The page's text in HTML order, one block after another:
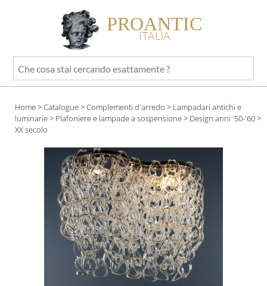
PROANTIC
ITALIA
Che
cosa
cercando
esattamente
?
Home>Catalogue>Complementi d'arredo > Lampadari antichi e
luminarie> Plafoniere e lampade a sospensione> Design anni '50-'60>
XX secolo